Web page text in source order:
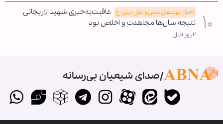
اخبار نهادهای دینی و اهل بیتی ع عاقبت‌به‌خیری شهید لاریجانی
نتیجه سال‌ها مجاهدت و اخلاص بود
۲ روز قبل
صدای شیعیان بی‌رسانه